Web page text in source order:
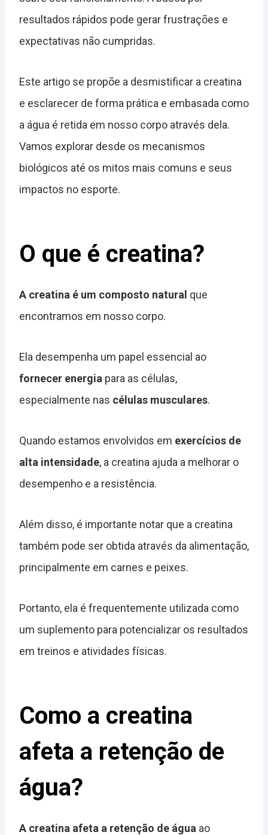
resultados rápidos pode gerar frustrações e
expectativas não cumpridas.
Este artigo se propõe a desmistificar a creatina
e esclarecer de forma prática e embasada como
a água é retida em nosso corpo através dela.
Vamos explorar desde os mecanismos
biológicos até os mitos mais comuns e seus
impactos no esporte.
O que é creatina?
A creatina é um composto natural que
encontramos em nosso corpo.
Ela desempenha um papel essencial ao
fornecer energia para as células,
especialmente nas células musculares.
Quando estamos envolvidos em exercícios de
alta intensidade, a creatina ajuda a melhorar o
desempenho e a resistência.
Além disso, é importante notar que a creatina
também pode ser obtida através da alimentação,
principalmente em carnes e peixes.
Portanto, ela é frequentemente utilizada como
um suplemento para potencializar os resultados
em treinos e atividades físicas.
Como a creatina
afeta a retenção de
água?
A creatina afeta a retenção de água ao